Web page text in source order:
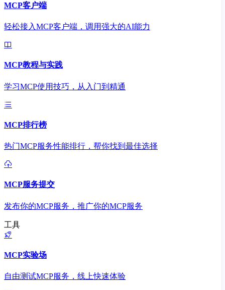
MCP客户端
轻松接入MCP客户端，调用强大的AI能力
MCP教程与实践
学习MCP使用技巧，从入门到精通
MCP排行榜
热门MCP服务性能排行，帮你找到最佳选择
MCP服务提交
发布你的MCP服务，推广你的MCP服务
工具
MCP实验场
自由测试MCP服务，线上快速体验